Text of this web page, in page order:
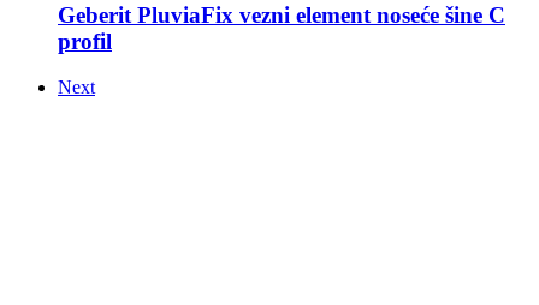
Geberit PluviaFix vezni element noseće šine C
profil
Next